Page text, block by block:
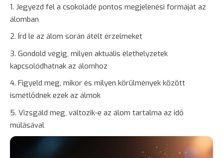
Jegyezd fel a csokoládé pontos megjelenési formáját az
álomban
Írd le az álom során átélt érzelmeket
Gondold végig, milyen aktuális élethelyzetek
kapcsolódhatnak az álomhoz
Figyeld meg, mikor és milyen körülmények között
ismétlődnek ezek az álmok
Vizsgáld meg, változik-e az álom tartalma az idő
múlásával